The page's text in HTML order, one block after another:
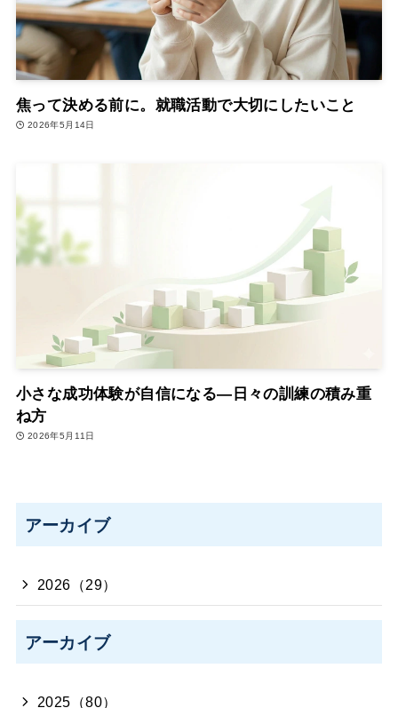
焦って決める前に。就職活動で大切にしたいこと
2026年5月14日
小さな成功体験が自信になる―日々の訓練の積み重
ね方
2026年5月11日
アーカイブ
2026（29）
アーカイブ
2025（80）